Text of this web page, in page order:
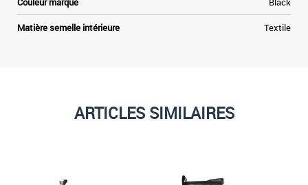
Matière semelle intérieure Textile
ARTICLES SIMILAIRES